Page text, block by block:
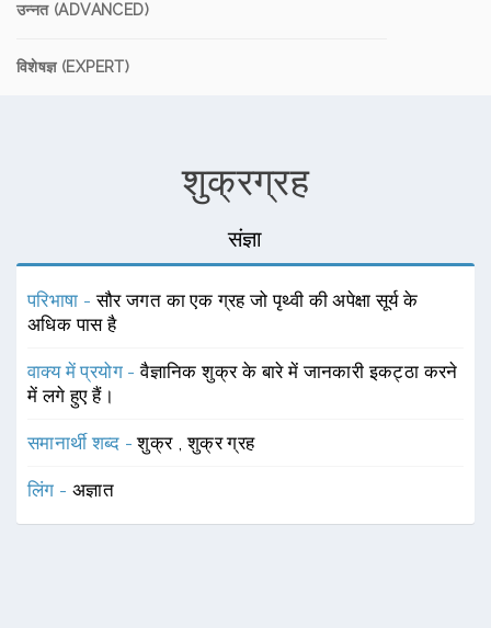
उन्नत (ADVANCED)
विशेषज्ञ (EXPERT)
शुक्रग्रह
संज्ञा
परिभाषा -सौर जगत का एक ग्रह जो पृथ्वी की अपेक्षा सूर्य के
अधिक पास है
वाक्य में प्रयोग -वैज्ञानिक शुक्र के बारे में जानकारी इकट्ठा करने
में लगे हुए हैं।
समानार्थी शब्द -शुक्र ,शुक्र ग्रह
लिंग - अज्ञात